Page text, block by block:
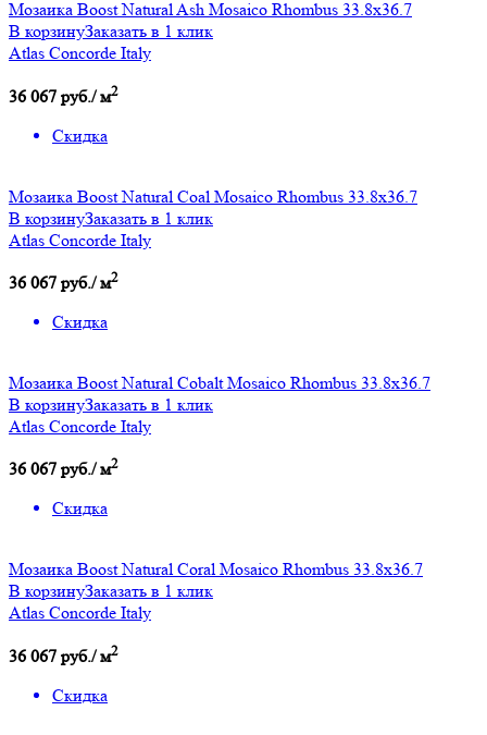
Мозаика Boost Natural Ash Mosaico Rhombus 33.8x36.7
В корзинуЗаказать в 1 клик
Atlas Concorde Italy
36 067 руб./ м2
Скидка
Мозаика Boost Natural Coal Mosaico Rhombus 33.8x36.7
В корзинуЗаказать в 1 клик
Atlas Concorde Italy
36 067 руб./ м2
Скидка
Мозаика Boost Natural Cobalt Mosaico Rhombus 33.8x36.7
В корзинуЗаказать в 1 клик
Atlas Concorde Italy
36 067 руб./ м2
Скидка
Мозаика Boost Natural Coral Mosaico Rhombus 33.8x36.7
В корзинуЗаказать в 1 клик
Atlas Concorde Italy
36 067 руб./ м2
Скидка